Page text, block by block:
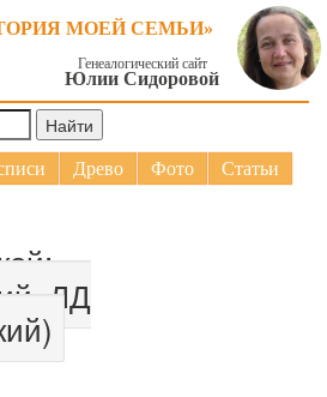
МОЕЙ СЕМЬИ»
Генеалогический сайт
Юлии Сидоровой
Древо Фото
Статьи